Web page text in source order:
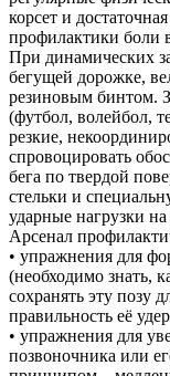
корсет и
профилактики боли
При динамических
бегущей дорожке,
резиновым бинтом.
(футбол, волейбол,
резкие,
спровоцировать
бега по твердой
стельки и
ударные нагрузки
Арсенал
• упражнения для
(необходимо знать,
сохранять эту позу
правильность её
• упражнения для
позвоночника или